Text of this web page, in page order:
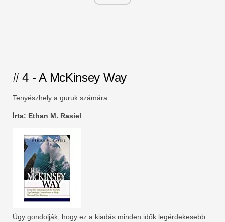
# 4 - A McKinsey Way
Tenyészhely a guruk számára
Írta: Ethan M. Rasiel
Úgy gondolják, hogy ez a kiadás minden idők legérdekesebb